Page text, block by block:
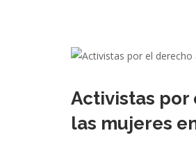
Activistas por
las mujeres